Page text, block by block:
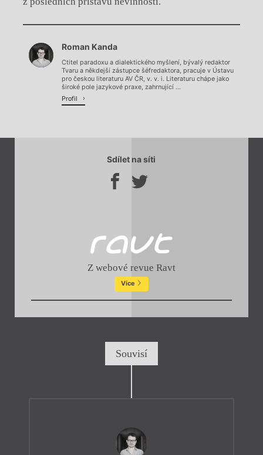
Chviličku.
Načítá se.
Roman Kanda
Ctitel paradoxu a dialektického myšlení, bývalý redaktor
Tvaru a někdejší zástupce šéfredaktora, pracuje v Ústavu
pro českou literaturu AV ČR, v. v. i. Literaturu chápe jako
široké pole jazykové praxe, zahrnující ...
Profil
Sdílet na síti
Z webové revue Ravt
Více
Souvisí